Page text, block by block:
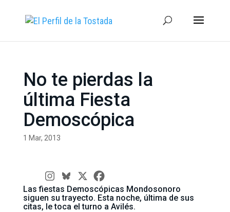
No te pierdas la
última Fiesta
Demoscópica
1 Mar, 2013
Las fiestas Demoscópicas Mondosonoro
siguen su trayecto. Esta noche, última de sus
citas, le toca el turno a Avilés.